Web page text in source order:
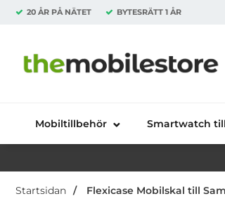
20 ÅR PÅ NÄTET BYTESRÄTT 1 ÅR
Startsidan för
Mobiltillbehör Smartwatch
Startsidan Flexicase Mobilskal till